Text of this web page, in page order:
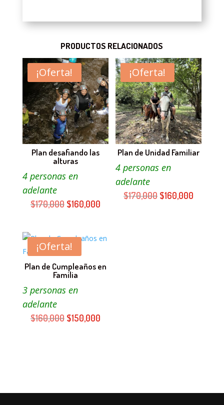
PRODUCTOS RELACIONADOS
¡Oferta!
Plan desafiando las
alturas
4 personas en
adelante
$170,000 El
era:
$170,000.
$160,000El
es:
¡Oferta!
Plan de Unidad Familiar
4 personas en
adelante
$170,000 El
$160,000
¡Oferta!
Plan de Cumpleaños en
Familia
3 personas en
adelante
$160,000 El
$150,000El